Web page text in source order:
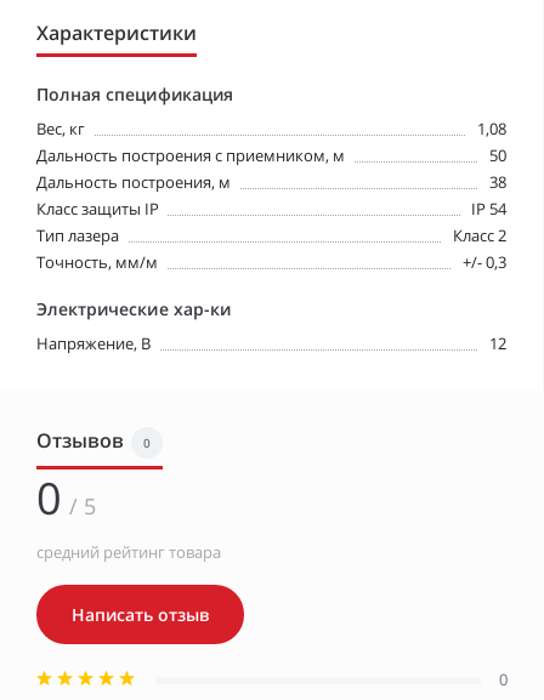
Характеристики
Полная спецификация
Вес, кг
1,08
Дальность построения с приемником, м
50
Дальность построения, м
38
Класс защиты IP
IP 54
Тип лазера
Класс 2
Точность, мм/м
+/- 0,3
Электрические хар-ки
Напряжение, В 12
Отзывов 0
0 / 5
средний рейтинг товара
Написать отзыв
0